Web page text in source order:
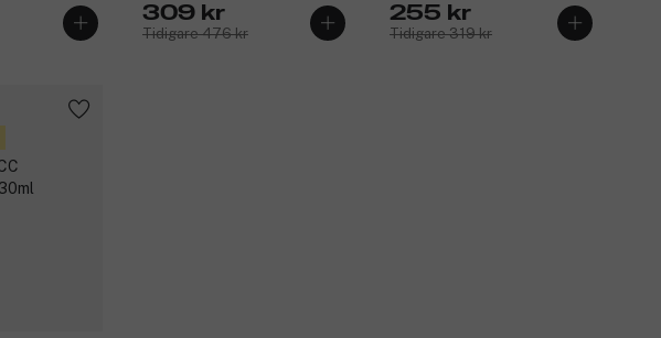
309 kr
Tidigare 476 kr
255 kr
Tidigare 319 kr